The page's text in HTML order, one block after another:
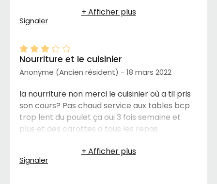
commentaires constructifs. On entre dans
votre appartement (on débarre la porte)
leur priorité, c’est la rentrée d’argent qui
compte. À éviter.
Signaler
Nourriture et le cuisinier
Anonyme (Ancien résident) - 18 mars 2022
la nourriture non merci le cuisinier où a til pris
son cours? Pas chaud service aux tables bcp
trop lent du poulet ça oui 3 fois semaine et
plus et des carottes a tous les repas
repas là même se plaindre a la Direction ça
donne rien et les prix très élevés dans tous les
Signaler